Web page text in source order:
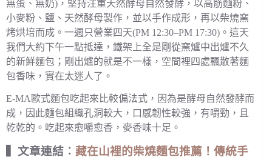
無蛋、無奶)，堅持注重天然酵母自然發酵，以高筋麵粉、
小麥粉、鹽、天然酵母製作，並以手作成形，再以柴燒窯
烤烘培而成。一週只營業四天(PM 12:30–PM 17:30)。這天
我們大約下午一點抵達，鐵架上全是剛從窯爐中出爐不久
的新鮮麵包；剛出爐的就是不一樣，空間裡四處飄散著麵
包香味，實在太迷人了。
E-MA歐式麵包吃起來比較偏法式，因為是酵母自然發酵而
成，因此麵包組織孔洞較大，口感韌性較強，有嚼勁，且
乾乾的。吃起來愈嚼愈香，麥香味十足。
▍文章連結︰ 藏在山裡的柴燒麵包推薦！傳統手